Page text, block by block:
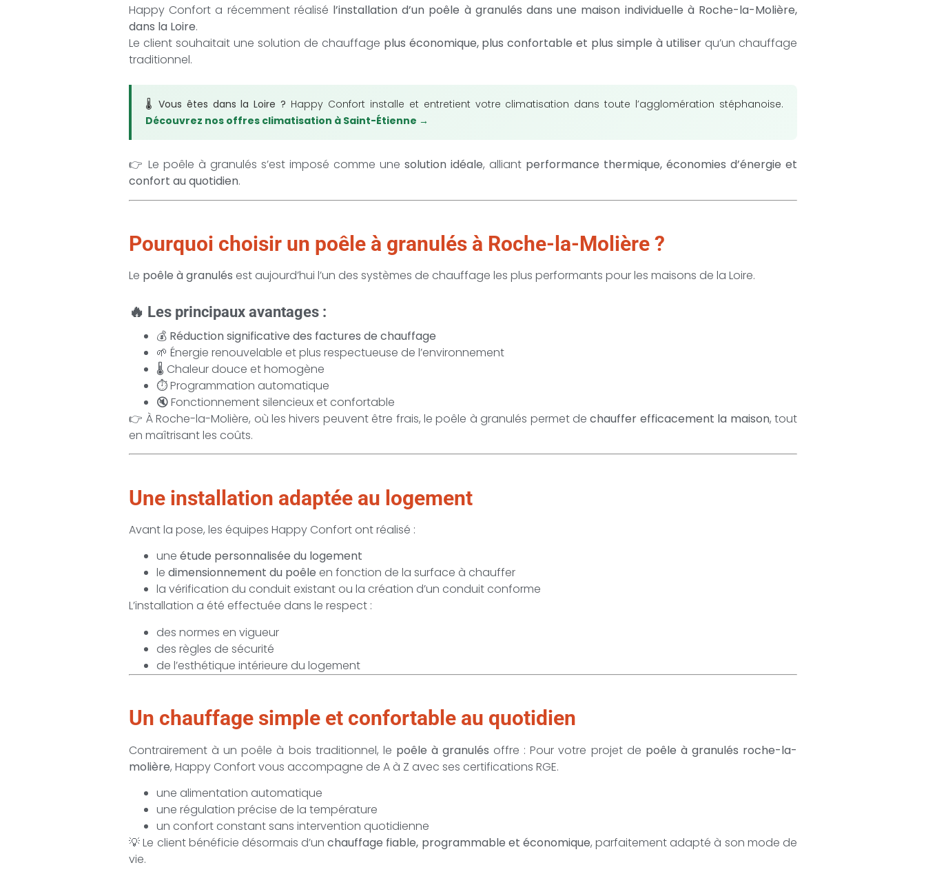
Happy Confort a récemment réalisé l’installation d’un poêle à granulés dans une maison individuelle à Roche-la-Molière,
dans la Loire.
Le client souhaitait une solution de chauffage plus économique, plus confortable et plus simple à utiliser qu’un chauffage
traditionnel.
🌡️ Vous êtes dans la Loire ? Happy Confort installe et entretient votre climatisation dans toute l’agglomération stéphanoise.
Découvrez nos offres climatisation à Saint-Étienne →
👉 Le poêle à granulés s’est imposé comme une solution idéale, alliant performance thermique, économies d’énergie et
confort au quotidien.
Pourquoi choisir un poêle à granulés à Roche-la-Molière ?
Le poêle à granulés est aujourd’hui l’un des systèmes de chauffage les plus performants pour les maisons de la Loire.
🔥 Les principaux avantages :
💰 Réduction significative des factures de chauffage
🌱 Énergie renouvelable et plus respectueuse de l’environnement
🌡️ Chaleur douce et homogène
⏱️ Programmation automatique
🔇 Fonctionnement silencieux et confortable
👉 À Roche-la-Molière, où les hivers peuvent être frais, le poêle à granulés permet dechauffer efficacement la maison, tout
en maîtrisant les coûts.
Une installation adaptée au logement
Avant la pose, les équipes Happy Confort ont réalisé :
une étude personnalisée du logement
le dimensionnement du poêle en fonction de la surface à chauffer
la vérification du conduit existant ou la création d’un conduit conforme
L’installation a été effectuée dans le respect :
des normes en vigueur
des règles de sécurité
de l’esthétique intérieure du logement
Un chauffage simple et confortable au quotidien
Contrairement à un poêle à bois traditionnel, le poêle à granulés offre : Pour votre projet de poêle à granulés roche-la-
molière, Happy Confort vous accompagne de A à Z avec ses certifications RGE.
une alimentation automatique
une régulation précise de la température
un confort constant sans intervention quotidienne
💡 Le client bénéficie désormais d’unchauffage fiable, programmable et économique, parfaitement adapté à son mode de
vie.